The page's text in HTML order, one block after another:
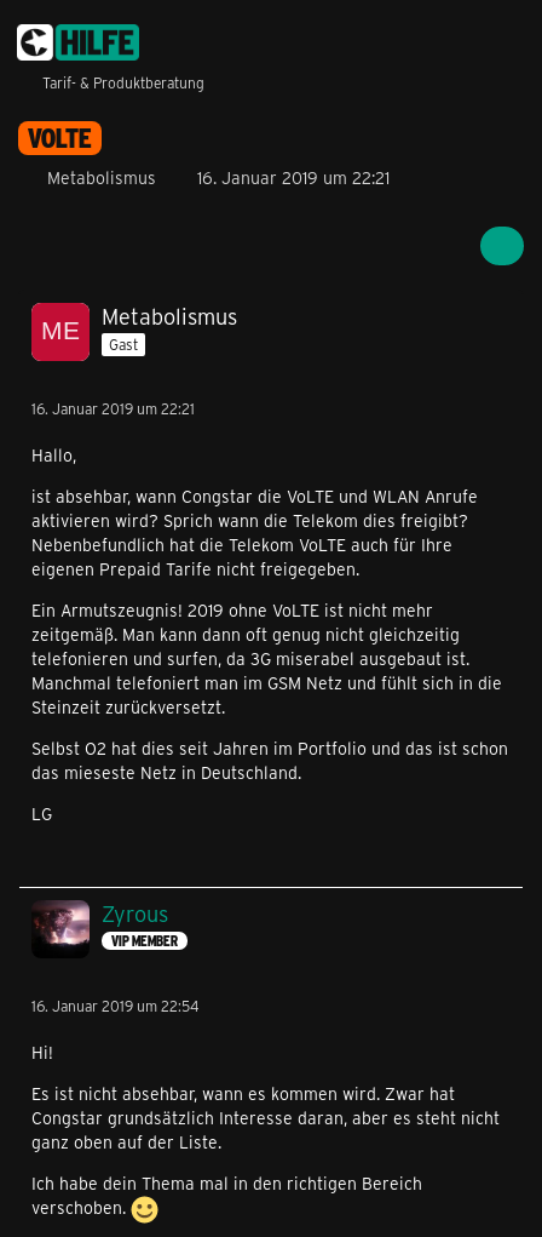
Tarif- & Produktberatung
VOLTE
Metabolismus 16. Januar 2019 um 22:21
Metabolismus
Gast
16. Januar 2019 um 22:21
Hallo,
ist absehbar, wann Congstar die VoLTE und WLAN Anrufe
aktivieren wird? Sprich wann die Telekom dies freigibt?
Nebenbefundlich hat die Telekom VoLTE auch für Ihre
eigenen Prepaid Tarife nicht freigegeben.
Ein Armutszeugnis! 2019 ohne VoLTE ist nicht mehr
zeitgemäß. Man kann dann oft genug nicht gleichzeitig
telefonieren und surfen, da 3G miserabel ausgebaut ist.
Manchmal telefoniert man im GSM Netz und fühlt sich in die
Steinzeit zurückversetzt.
Selbst O2 hat dies seit Jahren im Portfolio und das ist schon
das mieseste Netz in Deutschland.
LG
Zyrous
VIP MEMBER
16. Januar 2019 um 22:54
Hi!
Es ist nicht absehbar, wann es kommen wird. Zwar hat
Congstar grundsätzlich Interesse daran, aber es steht nicht
ganz oben auf der Liste.
Ich habe dein Thema mal in den richtigen Bereich
verschoben.